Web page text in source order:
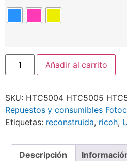
Añadir al carrito
SKU: HTC5004 HTC5005
Repuestos y consumibles
Etiquetas: reconstruida, ricoh,
Descripción